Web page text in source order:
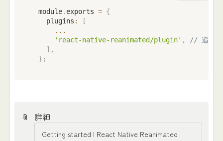
  module
. exports = {
    plugins
:
[
...
'react-native-reanimated/plugin' ,
// 追加
] ,
} ;
📎 詳細
Getting started | React Native Reanimated